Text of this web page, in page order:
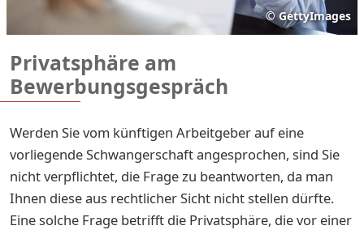
© GettyImages
Privatsphäre am
Bewerbungsgespräch
Werden Sie vom künftigen Arbeitgeber auf eine
vorliegende Schwangerschaft angesprochen, sind Sie
nicht verpflichtet, die Frage zu beantworten, da man
Ihnen diese aus rechtlicher Sicht nicht stellen dürfte.
Eine solche Frage betrifft die Privatsphäre, die vor einer